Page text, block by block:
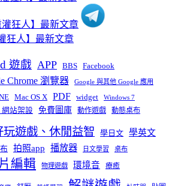
遊戲 APP BBS Facebook
Chrome 瀏覽器 Google 與其他 Google 應用
Mac OS X PDF widget Windows 7
網站架設 免費圖庫 動作遊戲 動態桌布
玩遊戲、休閒益智 學日文 學英文
拍照app 播放器 日文學習 桌布
編輯 物理遊戲 環境音 療癒